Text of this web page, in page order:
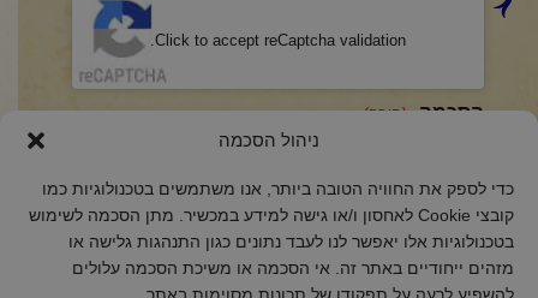
ניהול הסכמה
כדי לספק את החוויה הטובה ביותר, אנו משתמשים בטכנולוגיות כמו
קובצי Cookie לאחסון ו/או גישה למידע במכשיר. מתן הסכמה לשימוש
בטכנולוגיות אלו יאפשר לנו לעבד נתונים כגון התנהגות גלישה או
מזהים ייחודיים באתר זה. אי הסכמה או משיכת הסכמה עלולים
Click to accept reCaptcha validation.
הסכמה (חובה)
אני מאשר/ת כי קראתי והבנתי את
2018 כל הזכויות שמורות לקול רינה